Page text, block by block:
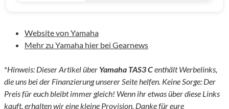
Website von Yamaha
Mehr zu Yamaha hier bei Gearnews
*Hinweis: Dieser Artikel über Yamaha TAS3 Centhält Werbelinks,
die uns bei der Finanzierung unserer Seite helfen. Keine Sorge: Der
Preis für euch bleibt immer gleich! Wenn ihr etwas über diese Links
kauft, erhalten wir eine kleine Provision. Danke für eure